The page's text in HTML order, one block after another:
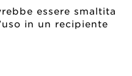
essere smaltita
in un recipiente